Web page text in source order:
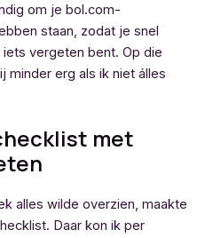
om je bol.com-
staan, zodat je snel
vergeten bent. Op die
minder erg als ik niet álles
met
alles wilde overzien, maakte
Daar kon ik per